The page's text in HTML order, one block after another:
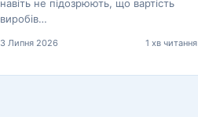
навіть не підозрюють, що вартість
виробів…
3 Липня 2026 1 хв читання